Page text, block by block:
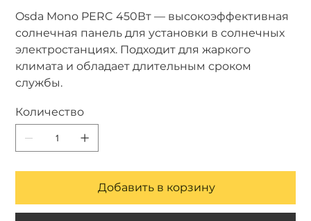
Osda Mono PERC 450Вт — высокоэффективная
солнечная панель для установки в солнечных
электростанциях. Подходит для жаркого
климата и обладает длительным сроком
службы.
Количество
Добавить в корзину